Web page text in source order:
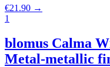
€21.90 →
1
blomus Calma
Metal-metallic